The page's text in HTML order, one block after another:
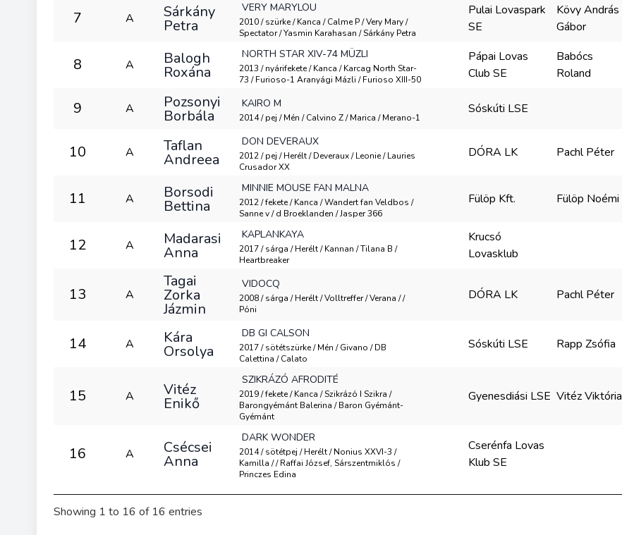
7 A Sárkány
Petra
VERY MARYLOU
2010 / szürke / Kanca / Calme P / Very Mary /
Spectator / Yasmin Karahasan / Sárkány Petra
Pulai Lovaspark
SE
Kövy András
Gábor
8 A Balogh
Roxána
NORTH STAR XIV-74 MÜZLI
2013 / nyárifekete / Kanca / Karcag North Star-
73 / Furioso-1 Aranyági Mázli / Furioso XIII-50
Pápai Lovas
Club SE
Babócs
Roland
9 A Pozsonyi
Borbála
KAIRO M
2014 / pej / Mén / Calvino Z / Marica / Merano-1
Sóskúti LSE
10 A Taflan
Andreea
DON DEVERAUX
2012 / pej / Herélt / Deveraux / Leonie / Lauries
Crusador XX
DÓRA LK Pachl Péter
11 A Borsodi
Bettina
MINNIE MOUSE FAN MALNA
2012 / fekete / Kanca / Wandert fan Veldbos /
Sanne v / d Broeklanden / Jasper 366
Fülöp Kft. Fülöp Noémi
12 A Madarasi
Anna
KAPLANKAYA
2017 / sárga / Herélt / Kannan / Tilana B /
Heartbreaker
Krucsó
Lovasklub
13 A
Tagai
Zorka
Jázmin
VIDOCQ
2008 / sárga / Herélt / Volltreffer / Verana / /
Póni
DÓRA LK Pachl Péter
14 A Kára
Orsolya
DB GI CALSON
2017 / sötétszürke / Mén / Givano / DB
Calettina / Calato
Sóskúti LSE Rapp Zsófia
15 A Vitéz
Enikő
SZIKRÁZÓ AFRODITÉ
2019 / fekete / Kanca / Szikrázó I Szikra /
Barongyémánt Balerina / Baron Gyémánt-
Gyémánt
Gyenesdiási LSE Vitéz Viktória
16 A Csécsei
Anna
DARK WONDER
2014 / sötétpej / Herélt / Nonius XXVI-3 /
Kamilla / / Raffai József, Sárszentmiklós /
Princzes Edina
Cserénfa Lovas
Klub SE
Showing 1 to 16 of 16 entries